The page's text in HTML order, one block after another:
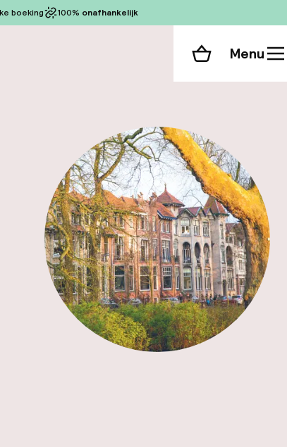
boeking 100% onafhankelijk
Winkelmand
Menu